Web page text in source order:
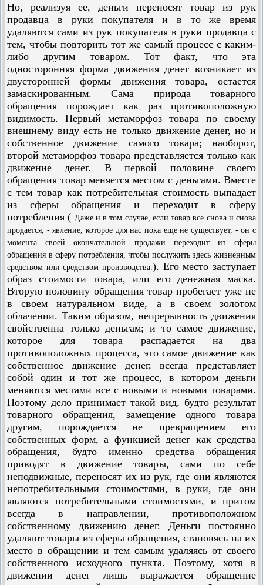
Но, реализуя ее, деньги переносят товар из рук
продавца в руки покупателя и в то же время
удаляются сами из рук покупателя в руки продавца с
тем, чтобы повторить тот же самый процесс с каким-
либо другим товаром. Тот факт, что эта
односторонняя форма движения денег возникает из
двусторонней формы движения товара, остается
замаскированным. Сама природа товарного
обращения порождает как раз противоположную
видимость. Первый метаморфоз товара по своему
внешнему виду есть не только движение денег, но и
собственное движение самого товара; наоборот,
второй метаморфоз товара представляется только как
движение денег. В первой половине своего
обращения товар меняется местом с деньгами. Вместе
с тем товар как потребительная стоимость выпадает
из сферы обращения и переходит в сферу
потребления ( Даже и в том случае, если товар все снова и снова
продается, - явление, которое для нас пока еще не существует, - он с
момента своей окончательной продажи переходит из сферы
обращения в сферу потребления, чтобы послужить здесь жизненным
средством или средством производства. ). Его место заступает
образ стоимости товара, или его денежная маска.
Вторую половину обращения товар пробегает уже не
в своем натуральном виде, а в своем золотом
облачении. Таким образом, непрерывность движения
свойственна только деньгам; и то самое движение,
которое для товара распадается на два
противоположных процесса, это самое движение как
собственное движение денег, всегда представляет
собой один и тот же процесс, в котором деньги
меняются местами все с новыми и новыми товарами.
Поэтому дело принимает такой вид, будто результат
товарного обращения, замещение одного товара
другим, порождается не превращением его
собственных форм, а функцией денег как средства
обращения, будто именно средства обращения
приводят в движение товары, сами по себе
неподвижные, переносят их из рук, где они являются
непотребительными стоимостями, в руки, где они
являются потребительными стоимостями, и притом
всегда в направлении, противоположном
собственному движению денег. Деньги постоянно
удаляют товары из сферы обращения, становясь на их
место в обращении и тем самым удаляясь от своего
собственного исходного пункта. Поэтому, хотя в
движении денег лишь выражается обращение